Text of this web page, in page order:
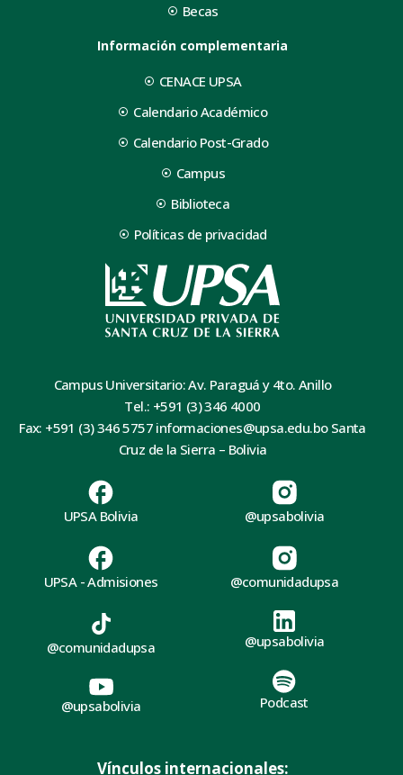
Becas
Información complementaria
CENACE UPSA
Calendario Académico
Calendario Post-Grado
Campus
Biblioteca
Políticas de privacidad
Campus Universitario: Av. Paraguá y 4to. Anillo
Tel.: +591 (3) 346 4000
Fax: +591 (3) 346 5757 informaciones@upsa.edu.bo Santa
Cruz de la Sierra – Bolivia
UPSA Bolivia
UPSA - Admisiones
@upsabolivia
@comunidadupsa
@comunidadupsa
@upsabolivia
@upsabolivia
Podcast
Vínculos internacionales: